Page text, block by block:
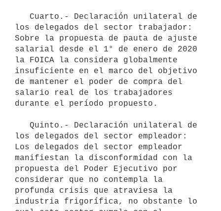
los delegados del sector trabajador:
Sobre la propuesta de pauta de ajuste
salarial desde el 1° de enero de 2020
la FOICA la considera globalmente
insuficiente en el marco del objetivo
de mantener el poder de compra del
salario real de los trabajadores
durante el período propuesto.
los delegados del sector empleador:
Los delegados del sector empleador
manifiestan la disconformidad con la
propuesta del Poder Ejecutivo por
considerar que no contempla la
profunda crisis que atraviesa la
industria frigorífica, no obstante lo